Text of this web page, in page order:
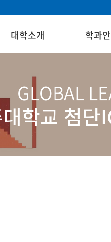
대학소개 학과
GLOBAL
학교 첨단